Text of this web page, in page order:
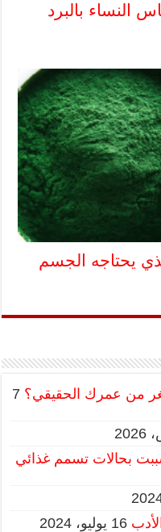
النساء بالبرد
يحتاجه الجسم
من عمرك الحقيقي؟ 7
بحالات تسمم غذائي
16 يوليو، 2024